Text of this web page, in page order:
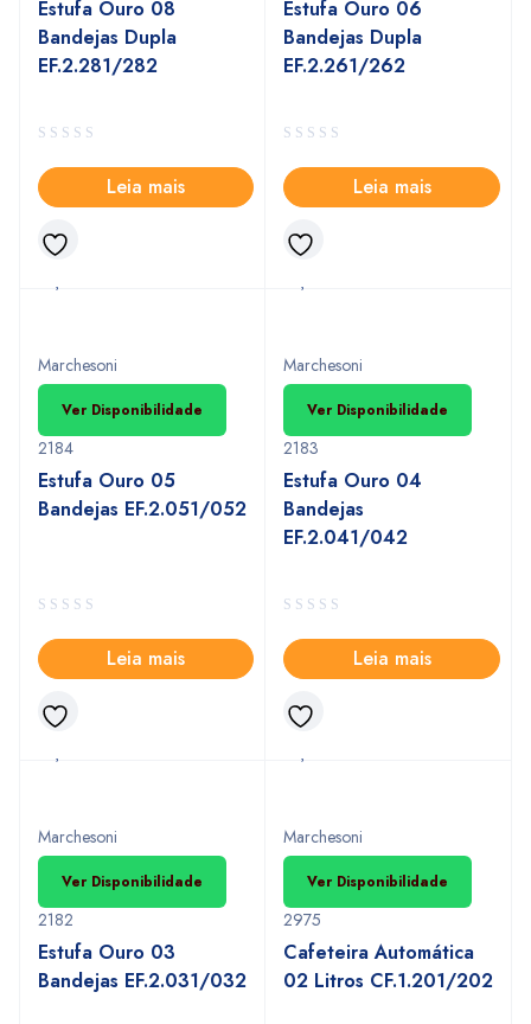
Estufa Ouro 08
Bandejas Dupla
EF.2.281/282
Leia mais
Estufa Ouro 06
Bandejas Dupla
EF.2.261/262
Leia mais
Marchesoni
Ver Disponibilidade
2184
Estufa Ouro 05
Bandejas EF.2.051/052
Leia mais
Marchesoni
Ver Disponibilidade
2183
Estufa Ouro 04
Bandejas
EF.2.041/042
Leia mais
Marchesoni
Ver Disponibilidade
2182
Estufa Ouro 03
Bandejas EF.2.031/032
Marchesoni
Ver Disponibilidade
2975
Cafeteira Automática
02 Litros CF.1.201/202